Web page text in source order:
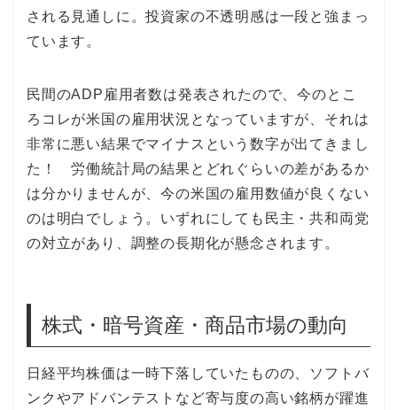
される見通しに。投資家の不透明感は一段と強まっ
ています。
民間のADP雇用者数は発表されたので、今のとこ
ろコレが米国の雇用状況となっていますが、それは
非常に悪い結果でマイナスという数字が出てきまし
た！ 労働統計局の結果とどれぐらいの差があるか
は分かりませんが、今の米国の雇用数値が良くない
のは明白でしょう。いずれにしても民主・共和両党
の対立があり、調整の長期化が懸念されます。
株式・暗号資産・商品市場の動向
日経平均株価は一時下落していたものの、ソフトバ
ンクやアドバンテストなど寄与度の高い銘柄が躍進